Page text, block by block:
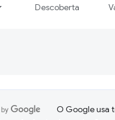
Descoberta
O Google usa